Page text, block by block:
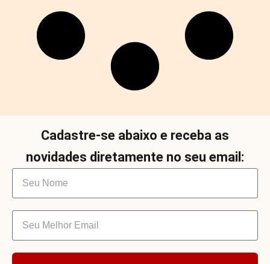
Cadastre-se abaixo e receba as
novidades diretamente no seu email: